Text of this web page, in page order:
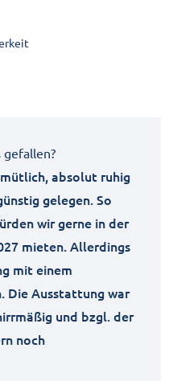
gefallen?
absolut ruhig
gelegen. So
wir gerne in der
mieten. Allerdings
mit einem
Die Ausstattung war
und bzgl. der
noch